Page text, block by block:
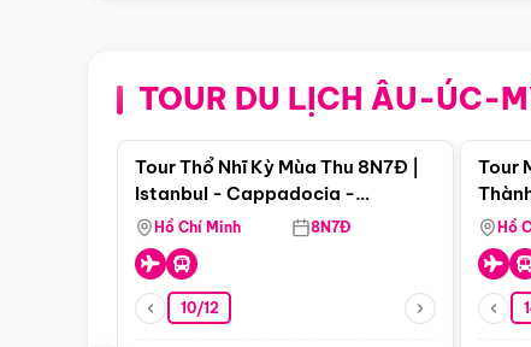
TOUR DU LỊCH ÂU-ÚC-
Điểm nổi bật
Tour Thổ Nhĩ Kỳ Mùa Thu 8N7Đ |
Istanbul - Cappadocia -
Pamukkale
Hồ Chí Minh 8N7Đ
10/12
Tour
Thiên
Hồ